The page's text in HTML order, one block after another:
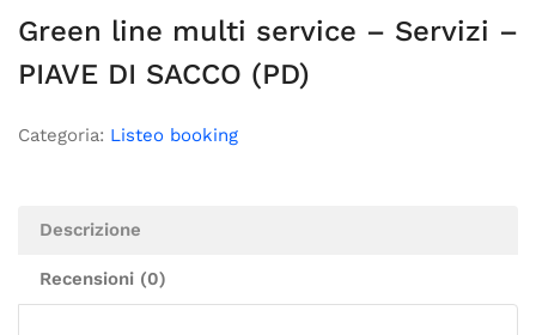
Green line multi service – Servizi –
PIAVE DI SACCO (PD)
Categoria: Listeo booking
Descrizione
Recensioni (0)